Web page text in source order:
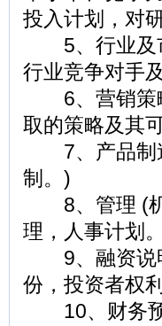
投入计划，对
5、行业及市
行业竞争对手
6、营销策略
取的策略及其
7、产品制造
制。)
8、管理 (机
理，人事计划
9、融资说明
份，投资者权
10、财务预